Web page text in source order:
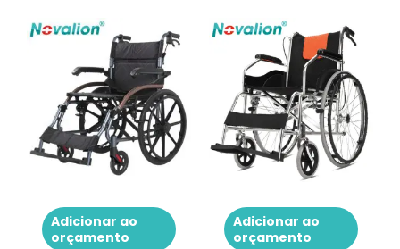
Adicionar ao
orçamento
Adicionar ao
orçamento